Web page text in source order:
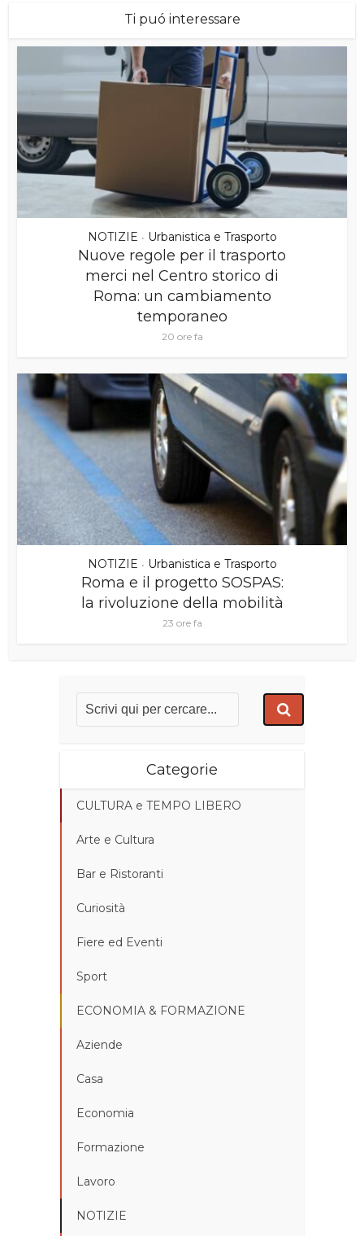
Ti puó interessare
NOTIZIE • Urbanistica e Trasporto
Nuove regole per il trasporto
merci nel Centro storico di
Roma: un cambiamento
temporaneo
20 ore fa
NOTIZIE • Urbanistica e Trasporto
Roma e il progetto SOSPAS:
la rivoluzione della mobilità
23 ore fa
Categorie
CULTURA e TEMPO LIBERO
Arte e Cultura
Bar e Ristoranti
Curiosità
Fiere ed Eventi
Sport
ECONOMIA & FORMAZIONE
Aziende
Casa
Economia
Formazione
Lavoro
NOTIZIE